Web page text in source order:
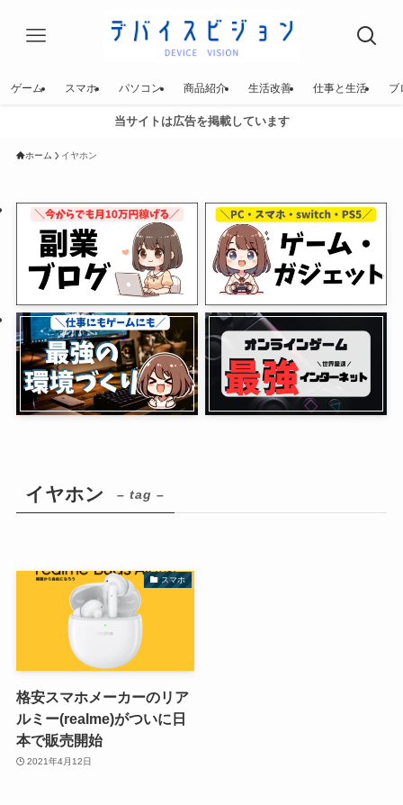
ゲーム スマホ パソコン 商品紹介 生活改善 仕事と生活 ブ
当サイトは広告を掲載しています
ホーム イヤホン
イヤホン – tag –
スマホ
格安スマホメーカーのリア
ルミー(realme)がついに日
本で販売開始
2021年4月12日